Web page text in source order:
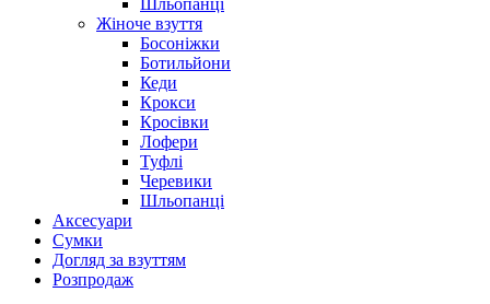
Шльопанці
Жіноче взуття
Босоніжки
Ботильйони
Кеди
Крокси
Кросівки
Лофери
Туфлі
Черевики
Шльопанці
Аксесуари
Сумки
Догляд за взуттям
Розпродаж